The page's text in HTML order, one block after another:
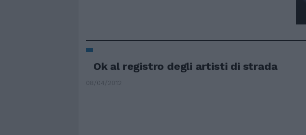
Ok al registro degli artisti di strada
08/04/2012